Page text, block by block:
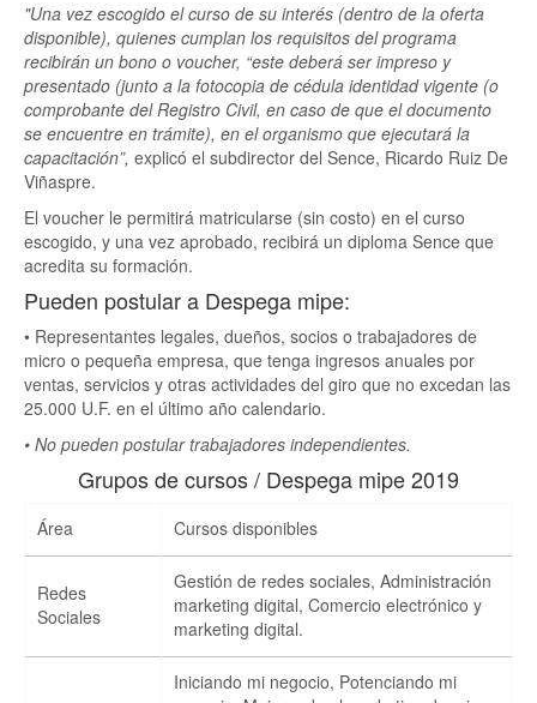
"Una vez escogido el curso de su interés (dentro de la oferta
disponible), quienes cumplan los requisitos del programa
recibirán un bono o voucher, “este deberá ser impreso y
presentado (junto a la fotocopia de cédula identidad vigente (o
comprobante del Registro Civil, en caso de que el documento
se encuentre en trámite), en el organismo que ejecutará la
capacitación”, explicó el subdirector del Sence, Ricardo Ruiz De
Viñaspre.
El voucher le permitirá matricularse (sin costo) en el curso
escogido, y una vez aprobado, recibirá un diploma Sence que
acredita su formación.
Pueden postular a Despega mipe:
• Representantes legales, dueños, socios o trabajadores de
micro o pequeña empresa, que tenga ingresos anuales por
ventas, servicios y otras actividades del giro que no excedan las
25.000 U.F. en el último año calendario.
• No pueden postular trabajadores independientes.
Grupos de cursos / Despega mipe 2019
Área Cursos disponibles
Redes
Sociales
Gestión de redes sociales, Administración
marketing digital, Comercio electrónico y
marketing digital.
Iniciando mi negocio, Potenciando mi